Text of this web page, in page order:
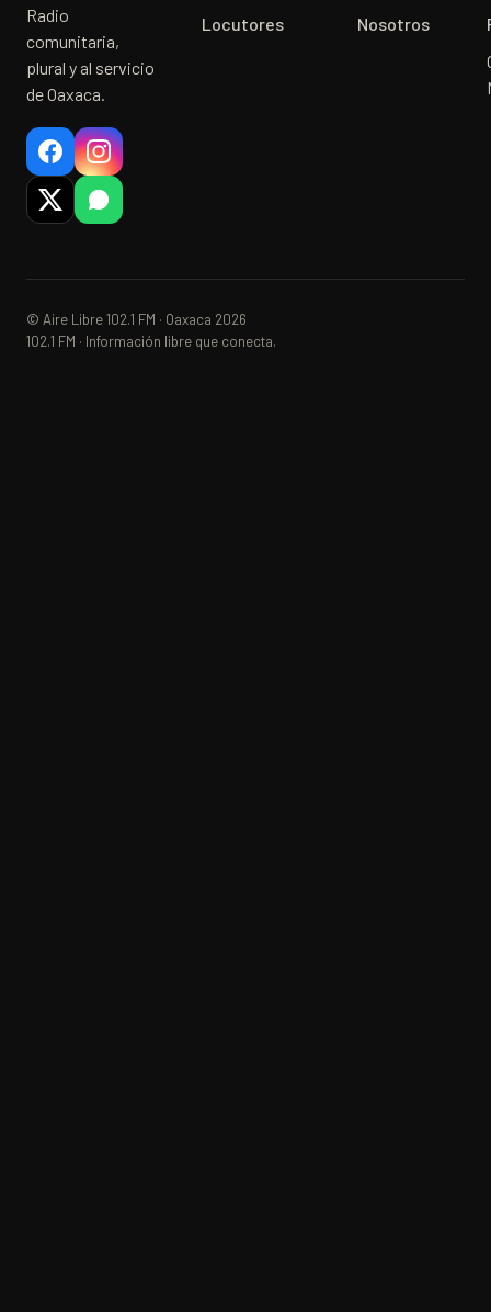
Radio
comunitaria,
plural y al servicio
de Oaxaca.
Locutores
Nosotros
© Aire Libre 102.1 FM · Oaxaca 2026
102.1 FM · Información libre que conecta.